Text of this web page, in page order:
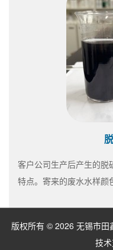
客户公司生产后产生的脱
特点。寄来的废水水样颜
版权所有 © 2026 无锡市田
技术